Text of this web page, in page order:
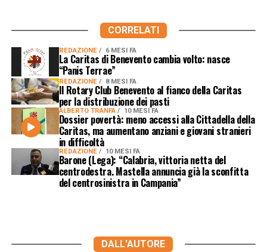
CORRELATI
REDAZIONE 6 MESI FA
La Caritas di Benevento cambia volto: nasce
“Panis Terrae”
REDAZIONE 8 MESI FA
Il Rotary Club Benevento al fianco della Caritas
per la distribuzione dei pasti
ALBERTO TRANFA 10 MESI FA
Dossier povertà: meno accessi alla Cittadella della
Caritas, ma aumentano anziani e giovani stranieri
in difficoltà
REDAZIONE 10 MESI FA
Barone (Lega): “Calabria, vittoria netta del
centrodestra. Mastella annuncia già la sconfitta
del centrosinistra in Campania”
DALL'AUTORE